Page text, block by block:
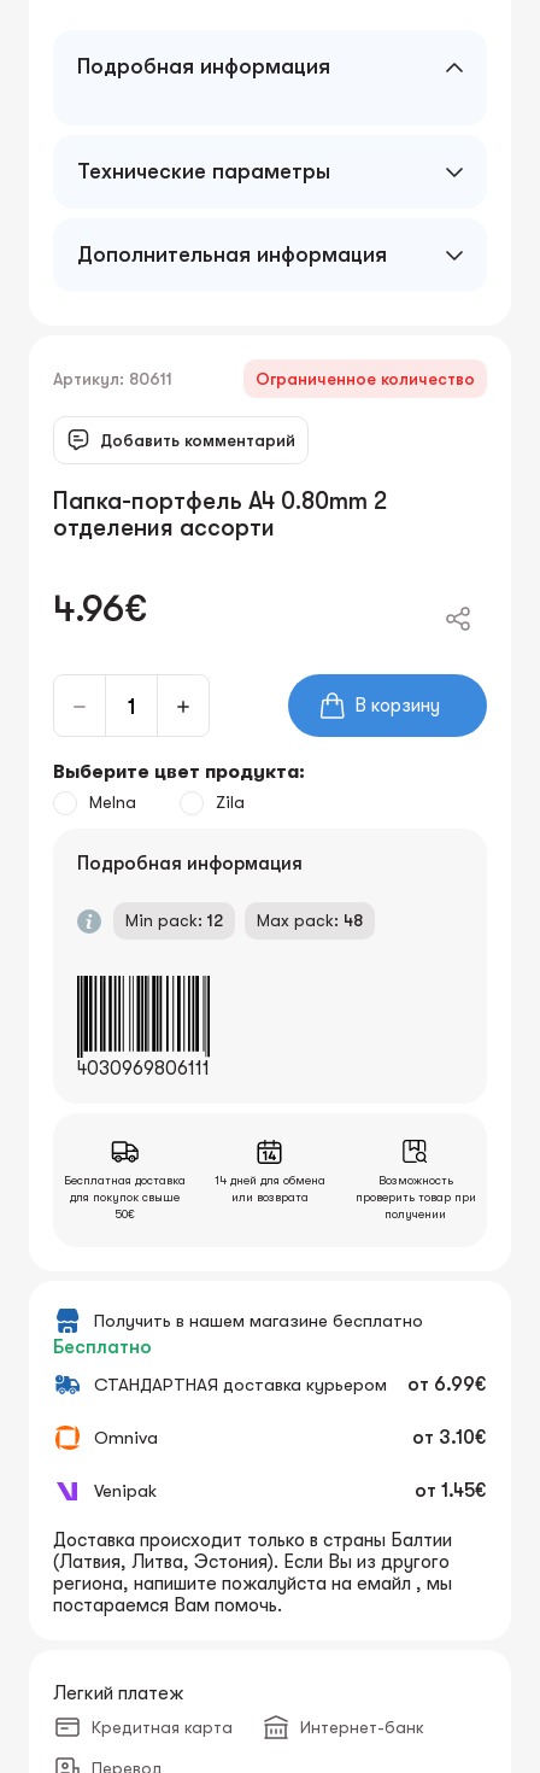
Подробная информация
Технические параметры
Дополнительная информация
Артикул: 80611 Ограниченное количество
Добавить комментарий
Папка-портфель A4 0.80mm 2
отделения ассорти
4.96€
В корзину
Выберите цвет продукта:
Melna Zila
Подробная информация
Min pack: 12 Max pack: 48
4030969806111
Бесплатная доставка
для покупок свыше
50€
14 дней для обмена
или возврата
Возможность
проверить товар при
получении
Получить в нашем магазине бесплатно
Бесплатно
СТАНДАРТНАЯ доставка курьером
от 6.99€
Omniva от 3.10€
Venipak от 1.45€
Доставка происходит только в страны Балтии
(Латвия, Литва, Эстония). Если Вы из другого
региона, напишите пожалуйста на емайл , мы
постараемся Вам помочь.
Легкий платеж
Кредитная карта Интернет-банк
Перевод